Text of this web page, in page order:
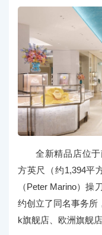
全新精品店位
方英尺（约1,394平
（Peter Marino）操
约创立了同名事务所
k旗舰店、欧洲旗舰